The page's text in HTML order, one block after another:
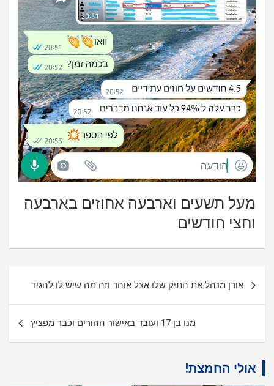
מעל תשעים וארבעה אחוזים בארבעה
וחצי חודשים
אורן מנהל את התיק שלו אצל אוהד וזה מה שיש לו להגיד
מנו בן 17 ועובד באישור ההורים וכבר מפציץ
אולי החמצת!